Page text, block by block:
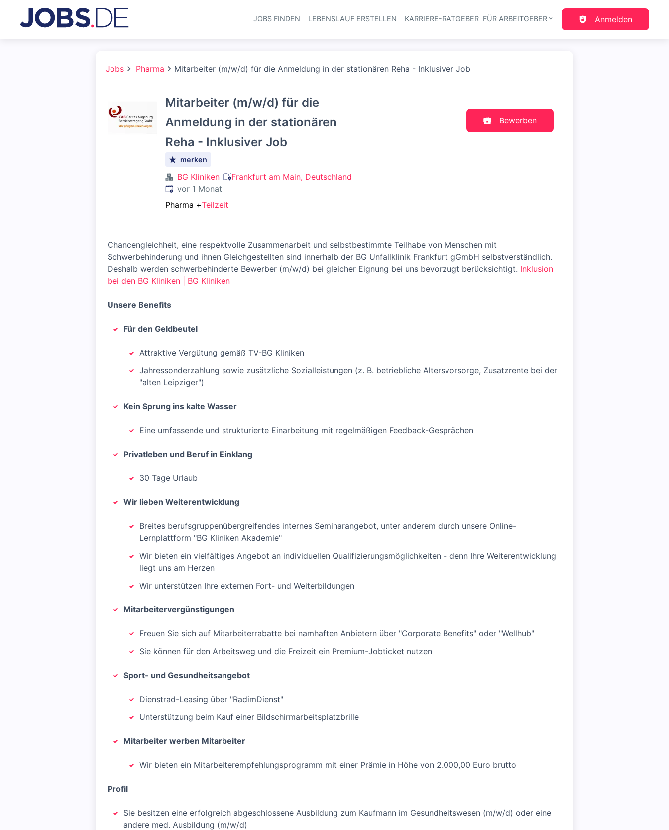
Haupt-Navigation
JOBS FINDEN LEBENSLAUF ERSTELLEN KARRIERE-RATGEBER FÜR ARBEITGEBER Anmelden
Jobs Pharma Mitarbeiter (m/w/d) für die Anmeldung in der stationären Reha - Inklusiver Job
Mitarbeiter (m/w/d) für die
Anmeldung in der stationären
Reha - Inklusiver Job
merken
BG Kliniken
Frankfurt am Main, Deutschland
Veröffentlicht:
vor 1 Monat
Pharma +Teilzeit
Bewerben
Chancengleichheit, eine respektvolle Zusammenarbeit und selbstbestimmte Teilhabe von Menschen mit
Schwerbehinderung und ihnen Gleichgestellten sind innerhalb der BG Unfallklinik Frankfurt gGmbH selbstverständlich.
Deshalb werden schwerbehinderte Bewerber (m/w/d) bei gleicher Eignung bei uns bevorzugt berücksichtigt. Inklusion
bei den BG Kliniken | BG Kliniken
Unsere Benefits
Für den Geldbeutel
Attraktive Vergütung gemäß TV-BG Kliniken
Jahressonderzahlung sowie zusätzliche Sozialleistungen (z. B. betriebliche Altersvorsorge, Zusatzrente bei der
"alten Leipziger")
Kein Sprung ins kalte Wasser
Eine umfassende und strukturierte Einarbeitung mit regelmäßigen Feedback-Gesprächen
Privatleben und Beruf in Einklang
30 Tage Urlaub
Wir lieben Weiterentwicklung
Breites berufsgruppenübergreifendes internes Seminarangebot, unter anderem durch unsere Online-
Lernplattform "BG Kliniken Akademie"
Wir bieten ein vielfältiges Angebot an individuellen Qualifizierungsmöglichkeiten - denn Ihre Weiterentwicklung
liegt uns am Herzen
Wir unterstützen Ihre externen Fort- und Weiterbildungen
Mitarbeitervergünstigungen
Freuen Sie sich auf Mitarbeiterrabatte bei namhaften Anbietern über "Corporate Benefits" oder "Wellhub"
Sie können für den Arbeitsweg und die Freizeit ein Premium-Jobticket nutzen
Sport- und Gesundheitsangebot
Dienstrad-Leasing über "RadimDienst"
Unterstützung beim Kauf einer Bildschirmarbeitsplatzbrille
Mitarbeiter werben Mitarbeiter
Wir bieten ein Mitarbeiterempfehlungsprogramm mit einer Prämie in Höhe von 2.000,00 Euro brutto
Profil
Sie besitzen eine erfolgreich abgeschlossene Ausbildung zum Kaufmann im Gesundheitswesen (m/w/d) oder eine
andere med. Ausbildung (m/w/d)